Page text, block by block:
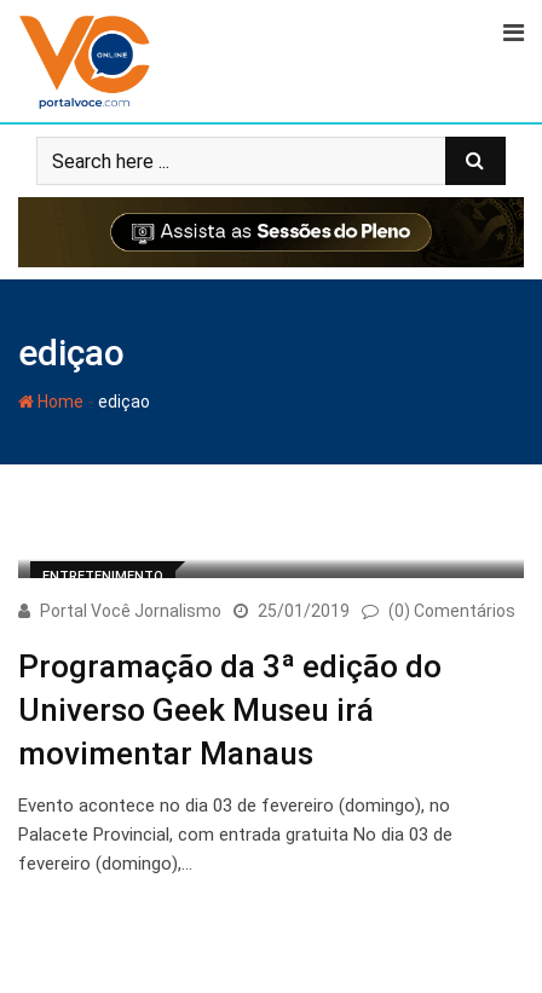
ediçao
Home - ediçao
ENTRETENIMENTO
Portal Você Jornalismo 25/01/2019 (0) Comentários
Programação da 3ª edição do
Universo Geek Museu irá
movimentar Manaus
Evento acontece no dia 03 de fevereiro (domingo), no
Palacete Provincial, com entrada gratuita No dia 03 de
fevereiro (domingo),…